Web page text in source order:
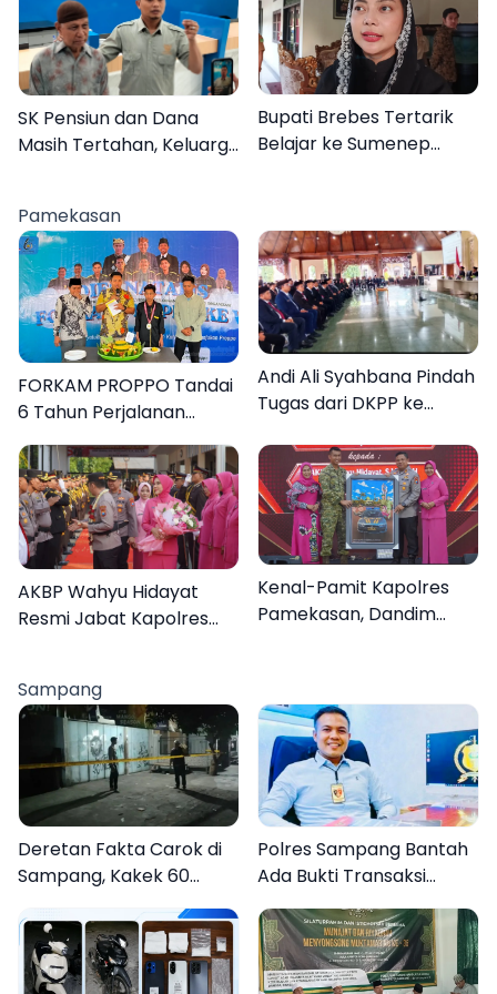
SK Pensiun dan Dana
Masih Tertahan, Keluarga
Bupati Brebes Tertarik
Belajar ke Sumenep
Pamekasan
FORKAM PROPPO Tandai
6 Tahun Perjalanan
dengan Peluncuran Mars,
Hymne, dan Buku
Organisasi
Andi Ali Syahbana Pindah
Tugas dari DKPP ke
AKBP Wahyu Hidayat
Resmi Jabat Kapolres
Kenal-Pamit Kapolres
Pamekasan, Dandim
Sampang
Deretan Fakta Carok di
Sampang, Kakek 60
Tahun Duel Melawan 2
Pria
Polres Sampang Bantah
Ada Bukti Transaksi
dalam Kasus Rudapaksa
Anak 27 Tersangka